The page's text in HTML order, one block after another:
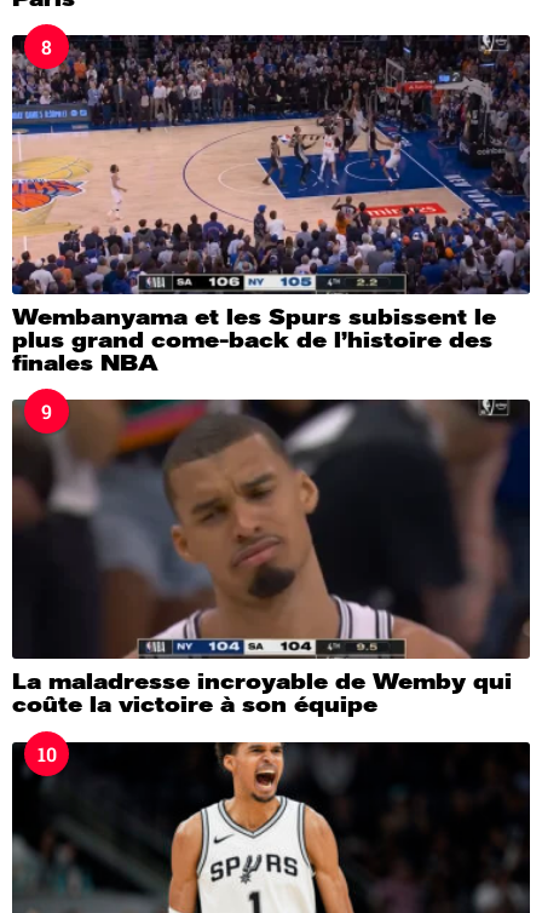
8
Wembanyama et les Spurs subissent le
plus grand come-back de l’histoire des
finales NBA
9
La maladresse incroyable de Wemby qui
coûte la victoire à son équipe
10